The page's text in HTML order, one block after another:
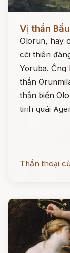
Đọc ngay
Vị thần
Olorun, hay
cõi thiên
Yoruba. Ông
thần
thần biển
tinh quái
Thần thoại